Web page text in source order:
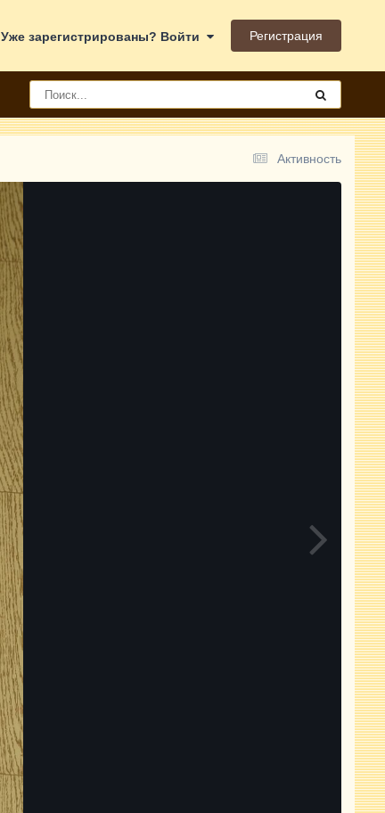
Уже зарегистрированы? Войти Регистрация
Активность